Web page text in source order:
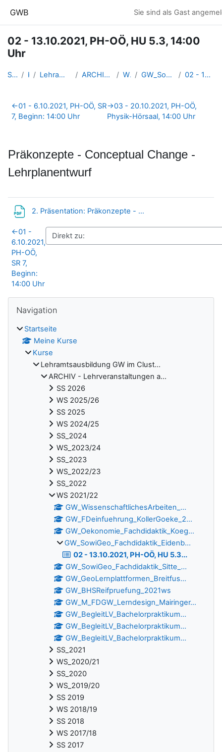
GWB Sie sind als Gast
02 - 13.10.2021, PH-OÖ, HU 5.3, 14:00
Uhr
Startseite Kurse Lehramtsausbildung GW im Clust... ARCHIV - Lehrveranstaltungen a... WS 2021/22 GW_SowiGeo_Fachdidaktik_Eidenb... 02 - 13.10.2021, PH-OÖ, HU 5.3...
Abschnittsübersicht
←01 - 6.10.2021, PH-OÖ, SR
7, Beginn: 14:00 Uhr
→03 - 20.10.2021, PH-OÖ,
Physik-Hörsaal, 14:00 Uhr
Präkonzepte - Conceptual Change -
Lehrplanentwurf
2. Präsentation: Präkonzepte - ...
←01 -
6.10.2021,
PH-OÖ,
SR 7,
Beginn:
14:00 Uhr
Navigation
Startseite
Meine Kurse
Kurse
Lehramtsausbildung GW im Clust...
ARCHIV - Lehrveranstaltungen a...
SS 2026
WS 2025/26
SS 2025
WS 2024/25
SS_2024
WS_2023/24
SS_2023
WS_2022/23
SS_2022
WS 2021/22
GW_WissenschaftlichesArbeiten_...
GW_FDeinfuehrung_KollerGoeke_2...
GW_Oekonomie_Fachdidaktik_Koeg...
GW_SowiGeo_Fachdidaktik_Eidenb...
02 - 13.10.2021, PH-OÖ, HU 5.3...
GW_SowiGeo_Fachdidaktik_Sitte_...
GW_GeoLernplattformen_Breitfus...
GW_BHSReifpruefung_2021ws
GW_M_FDGW_Lerndesign_Mairinger...
GW_BegleitLV_Bachelorpraktikum...
GW_BegleitLV_Bachelorpraktikum...
GW_BegleitLV_Bachelorpraktikum...
SS_2021
WS_2020/21
SS_2020
WS_2019/20
SS 2019
WS 2018/19
SS 2018
WS 2017/18
SS 2017